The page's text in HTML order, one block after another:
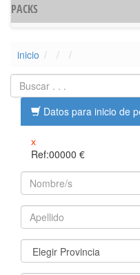
PACKS
inicio
Datos para inicio de
x
Ref:00000 €